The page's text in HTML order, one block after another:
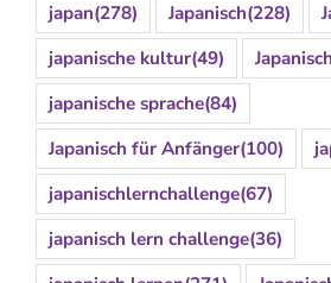
japan(278) Japanisch(228)
japanische kultur(49)
japanische sprache(84)
Japanisch für Anfänger(100)
japanischlernchallenge(67)
japanisch lern challenge(36)